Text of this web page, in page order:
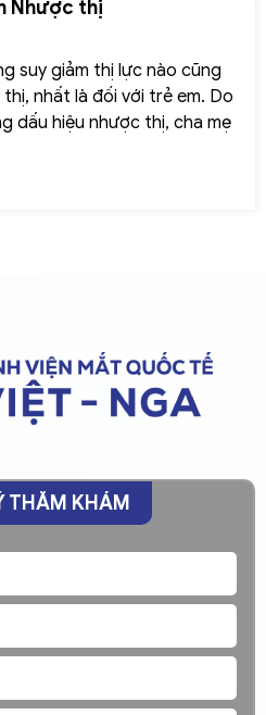
Nhược thị
suy giảm thị lực nào cũng
nhất là đối với trẻ em. Do
dấu hiệu nhược thị, cha mẹ
các cơ sở y tế chuyên
THĂM KHÁM